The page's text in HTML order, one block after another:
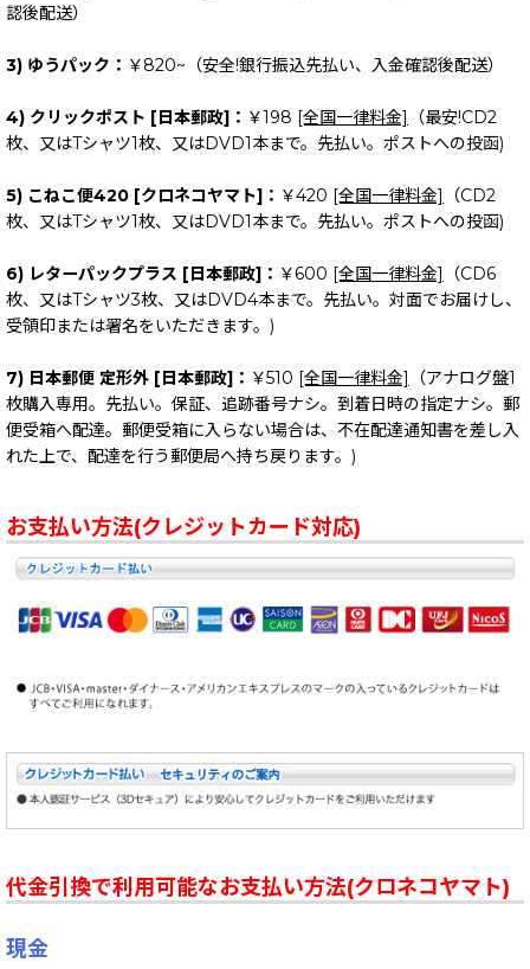
認後配送）
3) ゆうパック： ￥820~（安全!銀行振込先払い、入金確認後配送）
4) クリックポスト [日本郵政]： ￥198 [全国一律料金]
（最安!CD2
枚、又はTシャツ1枚、又はDVD1本まで。先払い。ポストへの投函)
5) こねこ便420 [クロネコヤマト]： ￥420 [全国一律料金]
（CD2
枚、又はTシャツ1枚、又はDVD1本まで。先払い。ポストへの投函)
6) レターパックプラス [日本郵政]： ￥600 [全国一律料金]
（CD6
枚、又はTシャツ3枚、又はDVD4本まで。先払い。対面でお届けし、
受領印または署名をいただきます。)
7) 日本郵便 定形外 [日本郵政]： ￥510 [全国一律料金]
（アナログ盤1
枚購入専用。先払い。保証、追跡番号ナシ。到着日時の指定ナシ。郵
便受箱へ配達。郵便受箱に入らない場合は、不在配達通知書を差し入
れた上で、配達を行う郵便局へ持ち戻ります。)
お支払い方法(クレジットカード対応)
代金引換で利用可能なお支払い方法(クロネコヤマト)
現金